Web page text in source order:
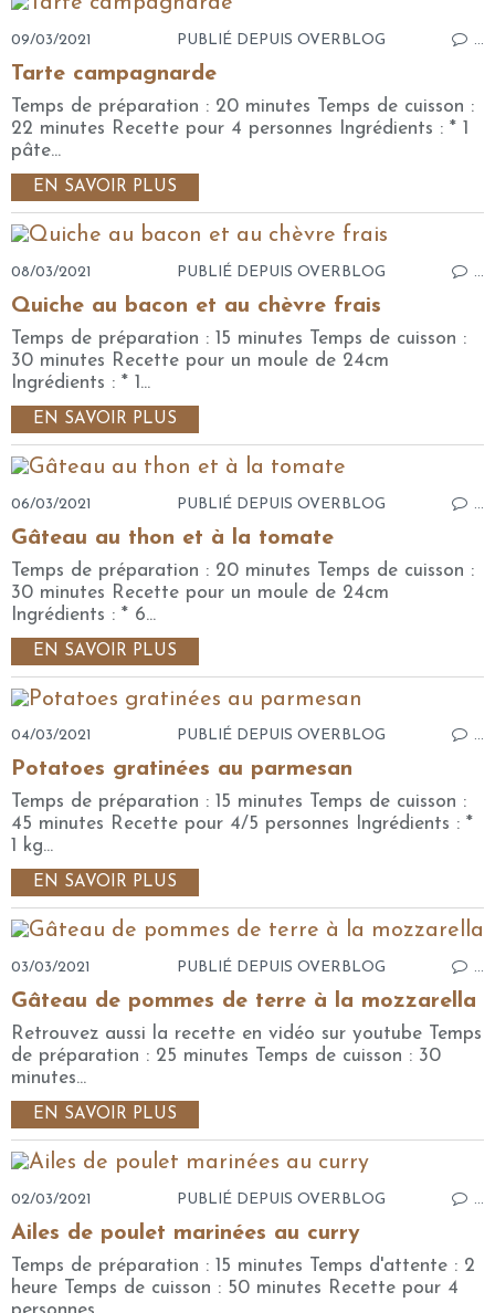
09/03/2021 PUBLIÉ DEPUIS OVERBLOG …
Tarte campagnarde
Temps de préparation : 20 minutes Temps de cuisson :
22 minutes Recette pour 4 personnes Ingrédients : * 1
pâte...
EN SAVOIR PLUS
08/03/2021 PUBLIÉ DEPUIS OVERBLOG …
Quiche au bacon et au chèvre frais
Temps de préparation : 15 minutes Temps de cuisson :
30 minutes Recette pour un moule de 24cm
Ingrédients : * 1...
EN SAVOIR PLUS
06/03/2021 PUBLIÉ DEPUIS OVERBLOG …
Gâteau au thon et à la tomate
Temps de préparation : 20 minutes Temps de cuisson :
30 minutes Recette pour un moule de 24cm
Ingrédients : * 6...
EN SAVOIR PLUS
04/03/2021 PUBLIÉ DEPUIS OVERBLOG …
Potatoes gratinées au parmesan
Temps de préparation : 15 minutes Temps de cuisson :
45 minutes Recette pour 4/5 personnes Ingrédients : *
1 kg...
EN SAVOIR PLUS
03/03/2021 PUBLIÉ DEPUIS OVERBLOG …
Gâteau de pommes de terre à la mozzarella
Retrouvez aussi la recette en vidéo sur youtube Temps
de préparation : 25 minutes Temps de cuisson : 30
minutes...
EN SAVOIR PLUS
02/03/2021 PUBLIÉ DEPUIS OVERBLOG …
Ailes de poulet marinées au curry
Temps de préparation : 15 minutes Temps d'attente : 2
heure Temps de cuisson : 50 minutes Recette pour 4